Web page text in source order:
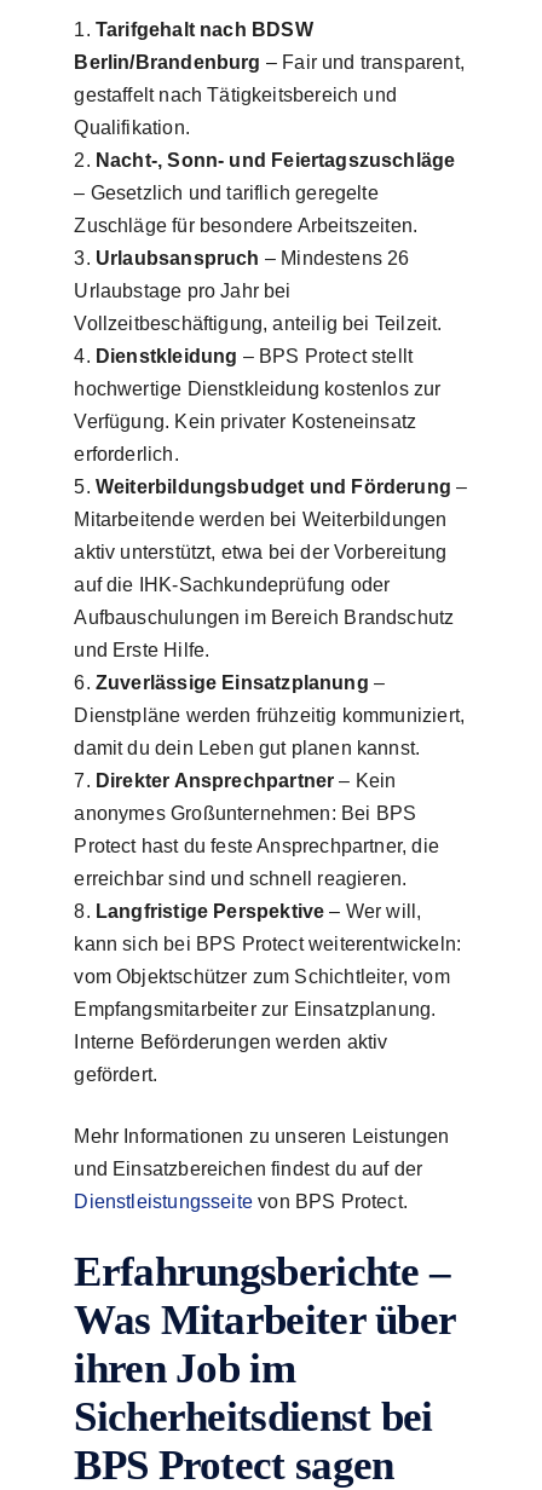
Tarifgehalt nach BDSW
Berlin/Brandenburg – Fair und transparent,
gestaffelt nach Tätigkeitsbereich und
Qualifikation.
Nacht-, Sonn- und Feiertagszuschläge
– Gesetzlich und tariflich geregelte
Zuschläge für besondere Arbeitszeiten.
Urlaubsanspruch – Mindestens 26
Urlaubstage pro Jahr bei
Vollzeitbeschäftigung, anteilig bei Teilzeit.
Dienstkleidung – BPS Protect stellt
hochwertige Dienstkleidung kostenlos zur
Verfügung. Kein privater Kosteneinsatz
erforderlich.
Weiterbildungsbudget und Förderung –
Mitarbeitende werden bei Weiterbildungen
aktiv unterstützt, etwa bei der Vorbereitung
auf die IHK-Sachkundeprüfung oder
Aufbauschulungen im Bereich Brandschutz
und Erste Hilfe.
Zuverlässige Einsatzplanung –
Dienstpläne werden frühzeitig kommuniziert,
damit du dein Leben gut planen kannst.
Direkter Ansprechpartner – Kein
anonymes Großunternehmen: Bei BPS
Protect hast du feste Ansprechpartner, die
erreichbar sind und schnell reagieren.
Langfristige Perspektive – Wer will,
kann sich bei BPS Protect weiterentwickeln:
vom Objektschützer zum Schichtleiter, vom
Empfangsmitarbeiter zur Einsatzplanung.
Interne Beförderungen werden aktiv
gefördert.
Mehr Informationen zu unseren Leistungen
und Einsatzbereichen findest du auf der
Dienstleistungsseitevon BPS Protect.
Erfahrungsberichte –
Was Mitarbeiter über
ihren Job im
Sicherheitsdienst bei
BPS Protect sagen